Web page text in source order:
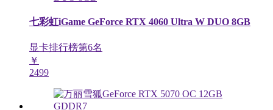
七彩虹iGame GeForce RTX 4060 Ultra W DUO 8GB
显卡排行榜第6名
￥
2499